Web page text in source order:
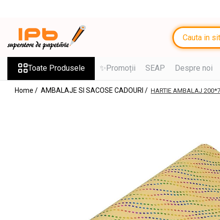
Toate Produsele
Ghiozdane, Rucsacuri, Trolere
Penare, Etuiuri, Necessaire
Stilouri si Rollere cu Cerneala
Toate Produsele ✨Promoții SEAP Despre noi
Home / AMBALAJE SI SACOSE CADOURI / HARTIE AMBALAJ